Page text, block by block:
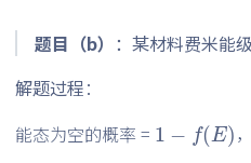
题目（b） ：某材料费米能
解题过程：
能态为空的概率 =